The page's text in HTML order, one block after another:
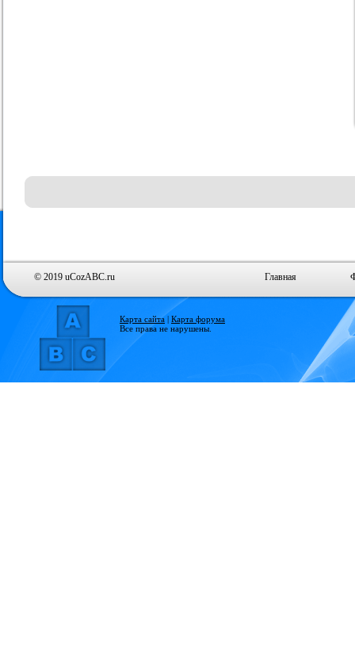
© 2019 uCozABC.ru Главная
Карта сайта | Карта форума
Все права не нарушены.